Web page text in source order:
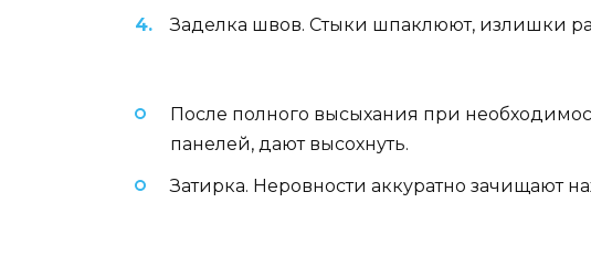
Заделка швов. Стыки шпаклюют, излишки
После полного высыхания при
панелей, дают высохнуть.
Затирка. Неровности аккуратно зачищают